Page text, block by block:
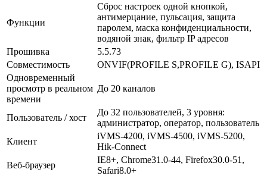
Функции
Сброс настроек одной кнопкой,
антимерцание, пульсация, защита
паролем, маска конфиденциальности,
водяной знак, фильтр IP адресов
Прошивка
5.5.73
Совместимость
ONVIF(PROFILE S,PROFILE G), ISAPI
Одновременный
просмотр в реальном
времени
До 20 каналов
Пользователь / хост
До 32 пользователей, 3 уровня:
администратор, оператор, пользователь
Клиент
iVMS-4200, iVMS-4500, iVMS-5200,
Hik-Connect
Веб-браузер
IE8+, Chrome31.0-44, Firefox30.0-51,
Safari8.0+